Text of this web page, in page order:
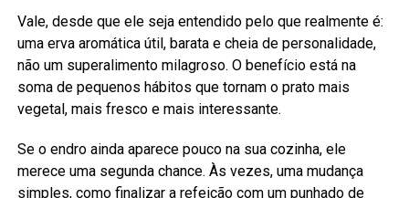
Vale, desde que ele seja entendido pelo que realmente é:
uma erva aromática útil, barata e cheia de personalidade,
não um superalimento milagroso. O benefício está na
soma de pequenos hábitos que tornam o prato mais
vegetal, mais fresco e mais interessante.
Se o endro ainda aparece pouco na sua cozinha, ele
merece uma segunda chance. Às vezes, uma mudança
simples, como finalizar a refeição com um punhado de